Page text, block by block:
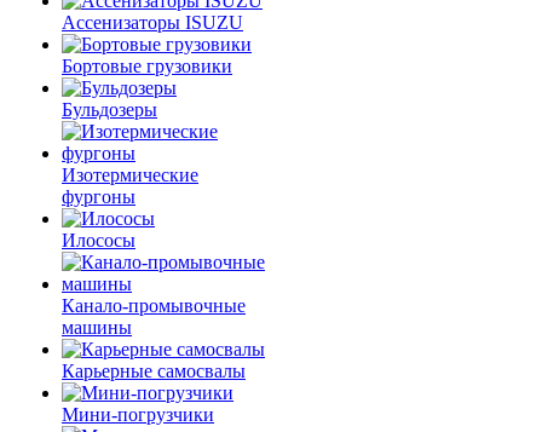
Ассенизаторы ISUZU
Бортовые грузовики
Бульдозеры
Изотермические
фургоны
Илососы
Канало-промывочные
машины
Карьерные самосвалы
Мини-погрузчики